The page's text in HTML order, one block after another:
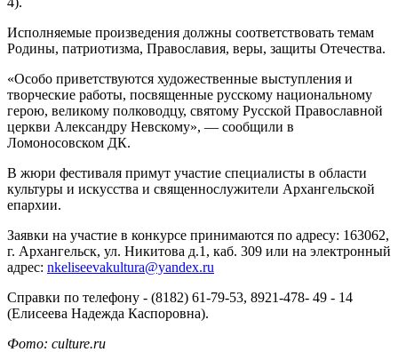
Исполняемые произведения должны соответствовать темам
Родины, патриотизма, Православия, веры, защиты Отечества.
«Особо приветствуются художественные выступления и
творческие работы, посвященные русскому национальному
герою, великому полководцу, святому Русской Православной
церкви Александру Невскому», — сообщили в
Ломоносовском ДК.
В жюри фестиваля примут участие специалисты в области
культуры и искусства и священнослужители Архангельской
епархии.
Заявки на участие в конкурсе принимаются по адресу: 163062,
г. Архангельск, ул. Никитова д.1, каб. 309 или на электронный
адрес: nkeliseevakultura@yandex.ru
Справки по телефону - (8182) 61-79-53, 8921-478- 49 - 14
(Елисеева Надежда Каспоровна).
Фото: culture.ru